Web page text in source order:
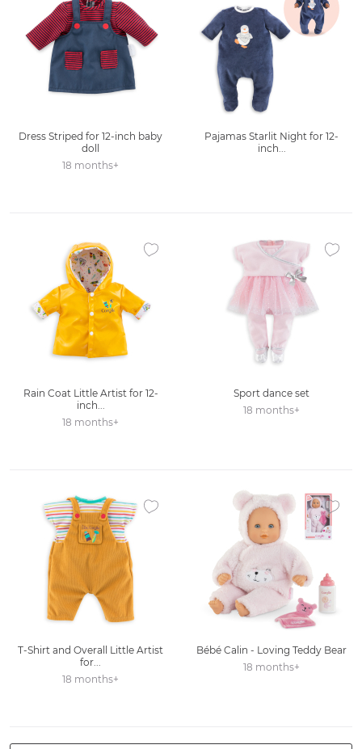
Dress Striped for 12-inch baby
doll
18 months+
Pajamas Starlit Night for 12-
inch...
Rain Coat Little Artist for 12-
inch...
18 months+
Ajouter à la liste des favoris
Sport dance set
18 months+
T-Shirt and Overall Little Artist
for...
18 months+
Ajouter à la liste des favoris
Bébé Calin - Loving Teddy Bear
18 months+